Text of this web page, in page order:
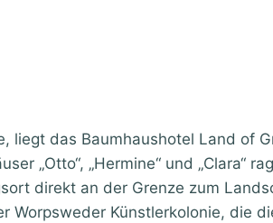
liegt das Baumhaushotel Land of
„Otto“, „Hermine“ und „Clara“
direkt an der Grenze zum
Worpsweder Künstlerkolonie, die